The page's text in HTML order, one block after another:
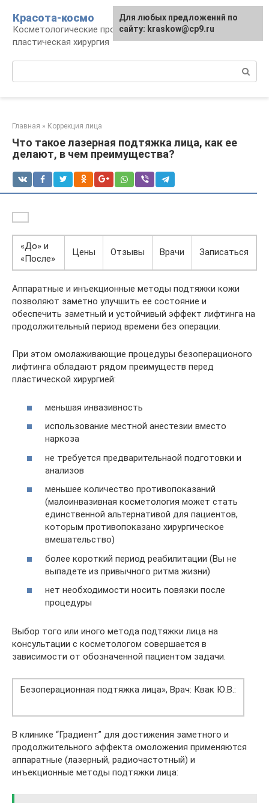
контенту
Красота-космо
Косметологические процедуры,
пластическая хирургия
Главная » Коррекция лица
Что такое лазерная подтяжка лица, как ее
делают, в чем преимущества?
«До» и
«После»
Цены Отзывы Врачи Записаться
Аппаратные и инъекционные методы подтяжки кожи
позволяют заметно улучшить ее состояние и
обеспечить заметный и устойчивый эффект лифтинга на
продолжительный период времени без операции.
При этом омолаживающие процедуры безоперационого
лифтинга обладают рядом преимуществ перед
пластической хирургией:
меньшая инвазивность
использование местной анестезии вместо
наркоза
не требуется предварительнаой подготовки и
анализов
меньшее количество противопоказаний
(малоинвазивная косметология может стать
единственной альтернативой для пациентов,
которым противопоказано хирургическое
вмешательство)
более короткий период реабилитации (Вы не
выпадете из привычного ритма жизни)
нет необходимости носить повязки после
процедуры
Выбор того или иного метода подтяжки лица на
консультации с косметологом совершается в
зависимости от обозначенной пациентом задачи.
Безоперационная подтяжка лица», Врач: Квак Ю.В.:
В клинике “Градиент” для достижения заметного и
продолжительного эффекта омоложения применяются
аппаратные (лазерный, радиочастотный) и
инъекционные методы подтяжки лица:
Для любых предложений по
сайту: kraskow@cp9.ru